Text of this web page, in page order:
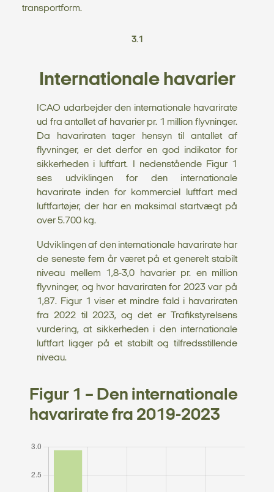
transportform.
3.1
Internationale havarier
ICAO udarbejder den internationale havarirate
ud fra antallet af havarier pr. 1 million flyvninger.
Da havariraten tager hensyn til antallet af
flyvninger, er det derfor en god indikator for
sikkerheden i luftfart. I nedenstående Figur 1
ses udviklingen for den internationale
havarirate inden for kommerciel luftfart med
luftfartøjer, der har en maksimal startvægt på
over 5.700 kg.
Udviklingen af den internationale havarirate har
de seneste fem år været på et generelt stabilt
niveau mellem 1,8-3,0 havarier pr. en million
flyvninger, og hvor havariraten for 2023 var på
1,87. Figur 1 viser et mindre fald i havariraten
fra 2022 til 2023, og det er Trafikstyrelsens
vurdering, at sikkerheden i den internationale
luftfart ligger på et stabilt og tilfredsstillende
niveau.
Figur 1 – Den internationale
havarirate fra 2019-2023